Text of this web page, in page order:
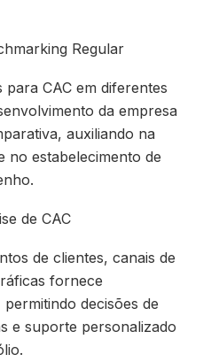
Regular
CAC em diferentes
da empresa
auxiliando na
no estabelecimento de
de CAC
de clientes, canais de
fornece
decisões de
e suporte personalizado